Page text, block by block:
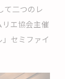
て二つのレ
エ協会主催
」セミファイ